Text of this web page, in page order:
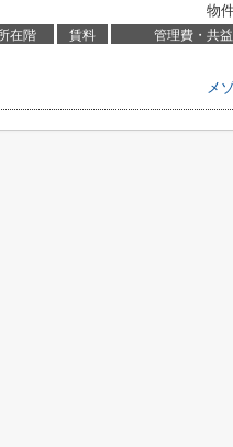
物
在階 賃料 管理費・共
メ